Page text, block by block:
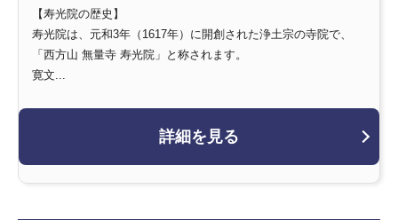
詳細を見る
【寿光院の歴史】
寿光院は、元和3年（1617年）に開創された浄土宗の寺院で、
「西方山 無量寺 寿光院」と称されます。
寛文...